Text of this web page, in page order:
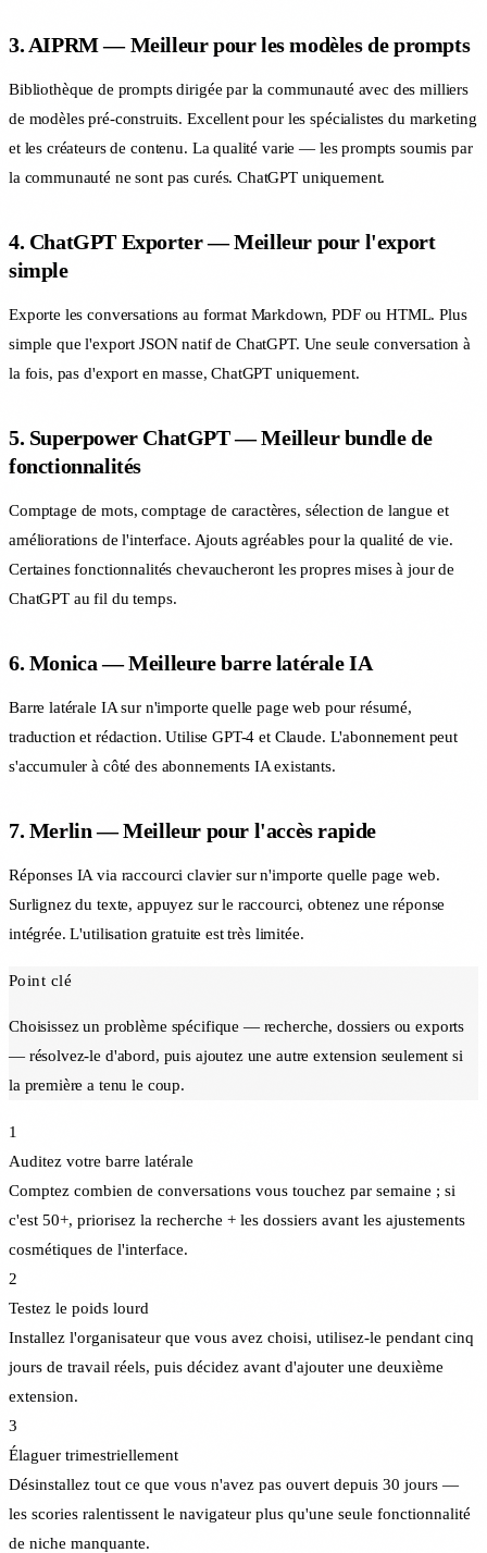
3. AIPRM — Meilleur pour les modèles de prompts
Bibliothèque de prompts dirigée par la communauté avec des milliers
de modèles pré-construits. Excellent pour les spécialistes du marketing
et les créateurs de contenu. La qualité varie — les prompts soumis par
la communauté ne sont pas curés. ChatGPT uniquement.
4. ChatGPT Exporter — Meilleur pour l'export
simple
Exporte les conversations au format Markdown, PDF ou HTML. Plus
simple que l'export JSON natif de ChatGPT. Une seule conversation à
la fois, pas d'export en masse, ChatGPT uniquement.
5. Superpower ChatGPT — Meilleur bundle de
fonctionnalités
Comptage de mots, comptage de caractères, sélection de langue et
améliorations de l'interface. Ajouts agréables pour la qualité de vie.
Certaines fonctionnalités chevaucheront les propres mises à jour de
ChatGPT au fil du temps.
6. Monica — Meilleure barre latérale IA
Barre latérale IA sur n'importe quelle page web pour résumé,
traduction et rédaction. Utilise GPT-4 et Claude. L'abonnement peut
s'accumuler à côté des abonnements IA existants.
7. Merlin — Meilleur pour l'accès rapide
Réponses IA via raccourci clavier sur n'importe quelle page web.
Surlignez du texte, appuyez sur le raccourci, obtenez une réponse
intégrée. L'utilisation gratuite est très limitée.
Point clé
Choisissez un problème spécifique — recherche, dossiers ou exports
— résolvez-le d'abord, puis ajoutez une autre extension seulement si
la première a tenu le coup.
1
Auditez votre barre latérale
Comptez combien de conversations vous touchez par semaine ; si
c'est 50+, priorisez la recherche + les dossiers avant les ajustements
cosmétiques de l'interface.
2
Testez le poids lourd
Installez l'organisateur que vous avez choisi, utilisez-le pendant cinq
jours de travail réels, puis décidez avant d'ajouter une deuxième
extension.
3
Élaguer trimestriellement
Désinstallez tout ce que vous n'avez pas ouvert depuis 30 jours —
les scories ralentissent le navigateur plus qu'une seule fonctionnalité
de niche manquante.